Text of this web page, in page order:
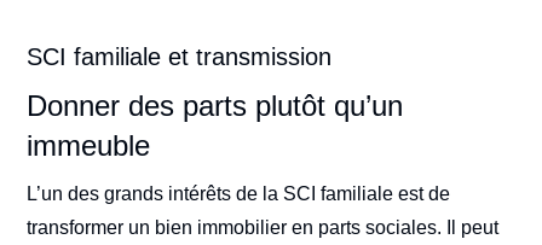
SCI familiale et transmission
Donner des parts plutôt qu’un
immeuble
L’un des grands intérêts de la SCI familiale est de
transformer un bien immobilier en parts sociales. Il peut